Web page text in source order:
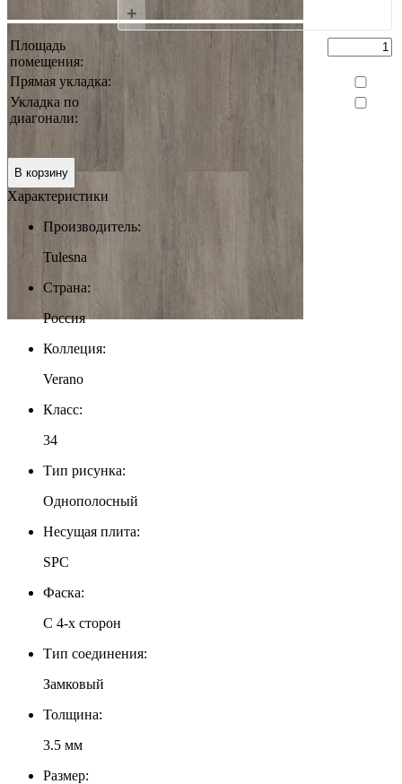
+
Площадь
помещения:
Прямая укладка:
Укладка по
диагонали:
В корзину
Характеристики
Производитель:
Tulesna
Страна:
Россия
Коллеция:
Verano
Класс:
34
Тип рисунка:
Однополосный
Несущая плита:
SPC
Фаска:
С 4-х сторон
Тип соединения:
Замковый
Толщина:
3.5 мм
Размер: